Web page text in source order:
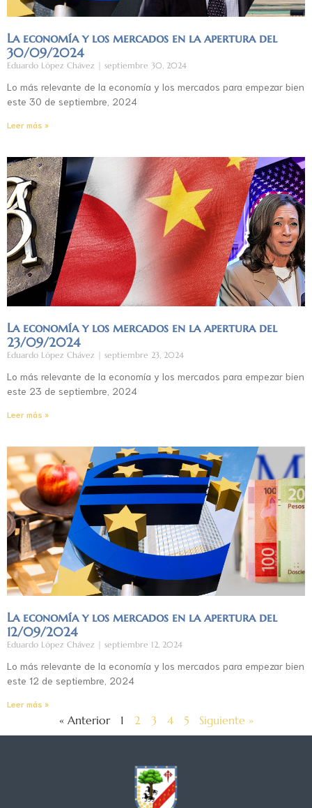
La economía y los mercados en la apertura del
30/09/2024
Eduardo López Chávez septiembre 30, 2024
Lo más relevante de la economía y los mercados para empezar bien
este 30 de septiembre, 2024
Leer más »
La economía y los mercados en la apertura del
23/09/2024
Eduardo López Chávez septiembre 23, 2024
Lo más relevante de la economía y los mercados para empezar bien
este 23 de septiembre, 2024
Leer más »
La economía y los mercados en la apertura del
12/09/2024
Eduardo López Chávez septiembre 12, 2024
Lo más relevante de la economía y los mercados para empezar bien
este 12 de septiembre, 2024
Leer más »
« Anterior 1 2 3 4 5 Siguiente »